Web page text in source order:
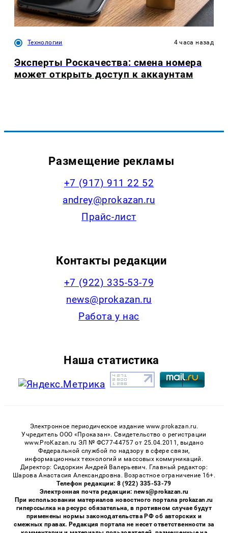
Технологии 4 часа назад
Эксперты Роскачества: смена номера
может открыть доступ к аккаунтам
Размещение рекламы
+7 (917) 911 22 52
andrey@prokazan.ru
Прайс-лист
Контакты редакции
+7 (922) 335-53-79
news@prokazan.ru
Работа у нас
Наша статистика
Электронное периодическое издание www.prokazan.ru.
Учредитель ООО «Проказан». Cвидетельство о регистрации
www.ProKazan.ru ЭЛ № ФС77-44757 от 25.04.2011, выдано
Федеральной службой по надзору в сфере связи,
информационных технологий и массовых коммуникаций.
Директор: Сидоркин Андрей Валерьевич. Главный редактор:
Шарова Анастасия Александровна. Возрастное ограничение 16+.
Телефон редакции: 8 (922) 335-53-79
Электронная почта редакции: news@prokazan.ru
При использовании материалов новостного портала prokazan.ru
гиперссылка на ресурс обязательна, в противном случае будут
применены нормы законодательства РФ об авторских и
смежных правах. Редакция портала не несет ответственности за